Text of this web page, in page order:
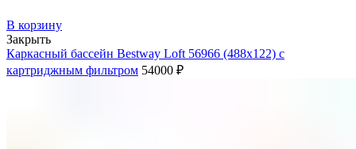
В корзину
Закрыть
Каркасный бассейн Bestway Loft 56966 (488х122) с
картриджным фильтром 54000 ₽